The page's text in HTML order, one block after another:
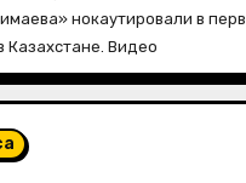
нокаутировали в
Казахстане. Видео